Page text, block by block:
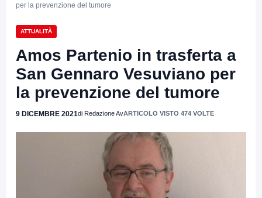
per la prevenzione del tumore
ATTUALITÀ
Amos Partenio in trasferta a
San Gennaro Vesuviano per
la prevenzione del tumore
9 DICEMBRE 2021di Redazione AvARTICOLO VISTO 474 VOLTE